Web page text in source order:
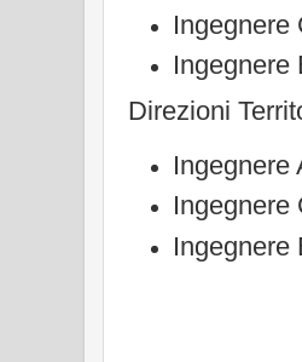
Ingegnere
Ingegnere
Direzioni
Ingegnere
Ingegnere
Ingegnere